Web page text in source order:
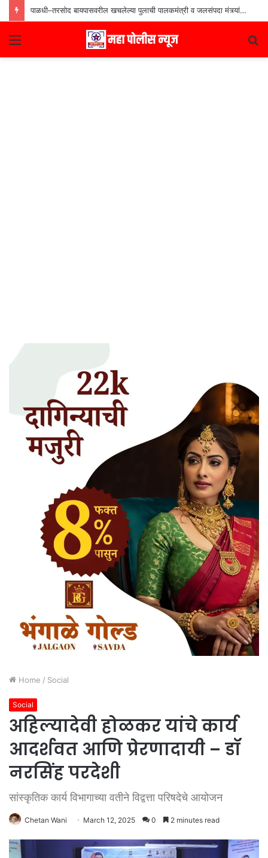
पाळधी–तरसोद बायपासवरील खचलेल्या पुलाची पालकमंत्री व जलसंपदा मंत्र्यांकडून पाहणी
Menu
Home / Social
Social
अहिल्यादेवी होळकर यांचे कार्य
आदर्शवत आणि प्रेरणादायी – डॉ
नरसिंह परदेशी
सांस्कृतिक कार्य विभागाच्या वतीने विद्वत्ता परिषदेचे आयोजन
Chetan Wani March 12, 2025 0 2 minutes read